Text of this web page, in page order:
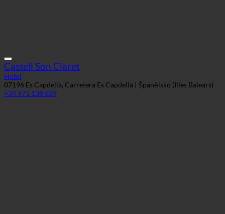
Castell Son Claret
Hotel
07196 Es Capdellà, Carretera Es Capdellà | Španělsko (Illes Balears)
+34 971 138 629